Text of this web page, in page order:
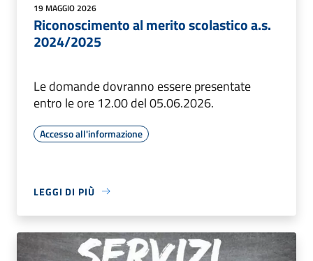
19 MAGGIO 2026
Riconoscimento al merito scolastico a.s.
2024/2025
Le domande dovranno essere presentate
entro le ore 12.00 del 05.06.2026.
Accesso all'informazione
LEGGI DI PIÙ